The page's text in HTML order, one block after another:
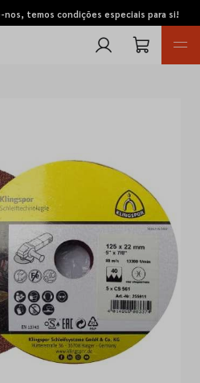
temos condições especiais para si!